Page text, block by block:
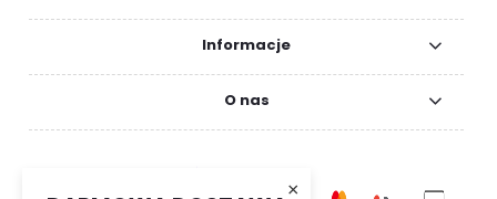
×
Informacje
O nas